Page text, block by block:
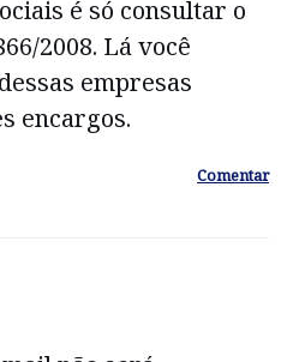
é só consultar o
2008. Lá você
empresas
encargos.
Comentar